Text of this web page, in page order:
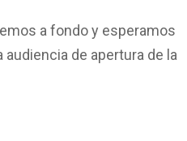
a fondo y esperamos
de apertura de la